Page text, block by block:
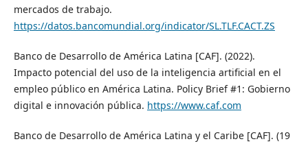
mercados de trabajo.
https://datos.bancomundial.org/indicator/SL.TLF.CACT.ZS
Banco de Desarrollo de América Latina [CAF]. (2022).
Impacto potencial del uso de la inteligencia artificial en el
empleo público en América Latina. Policy Brief #1: Gobierno
digital e innovación pública. https://www.caf.com
Banco de Desarrollo de América Latina y el Caribe [CAF]. (19